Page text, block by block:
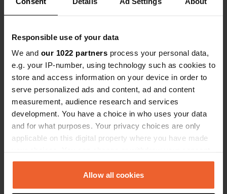
Responsible use of your data
We and our 1022 partners process your personal data,
e.g. your IP-number, using technology such as cookies to
store and access information on your device in order to
serve personalized ads and content, ad and content
measurement, audience research and services
development. You have a choice in who uses your data
and for what purposes. Your privacy choices are only
applicable on this digital property where you have made
any time from the Cookie Declaration or by clicking on
the Privacy trigger icon.Allow all cookies
Een foto toegevoegd aan
een locatie
— 3 maanden
geleden